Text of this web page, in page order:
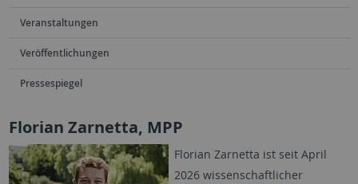
Veranstaltungen
Veröffentlichungen
Pressespiegel
Florian Zarnetta, MPP
Florian Zarnetta ist seit April
2026 wissenschaftlicher